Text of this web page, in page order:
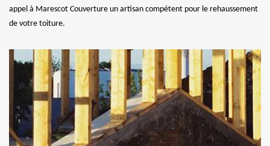
appel à Marescot Couverture un artisan compétent pour le rehaussement
de votre toiture.